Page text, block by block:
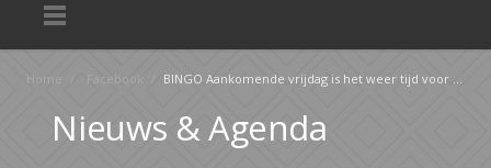
Home Facebook BINGO Aankomende vrijdag is het weer tijd voor de bingo! Neem je oma, vriendin, buurvrouw of colleg…
Nieuws & Agenda